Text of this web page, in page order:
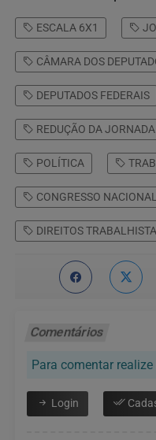
ESCALA 6X1
CÂMARA DOS
DEPUTADOS FEDERAIS
REDUÇÃO DA JORNADA
POLÍTICA
CONGRESSO NACIONAL
DIREITOS
Comentários
Para comentar
Login